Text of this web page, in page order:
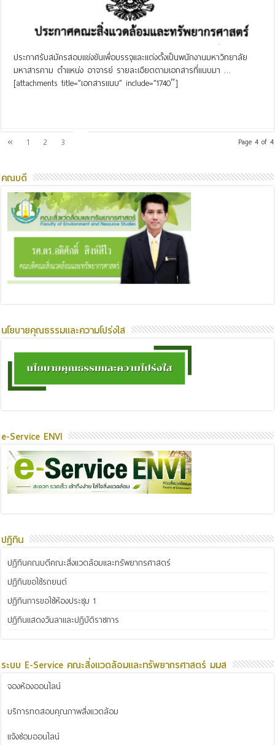
ประกาศรับสมัครสอบแข่งขันเพื่อบรรจุและแต่งตั้งเป็นพนักงานมหาวิทยาลัย
มหาสารคาม ตำแหน่ง อาจารย์ รายละเอียดตามเอกสารที่แนบมา …
[attachments title=”เอกสารแนบ” include=”1740″]
Page 4 of 4
« 1 2 3
คณบดี
นโยบายคุณธรรมและความโปร่งใส
e-Service ENVI
ปฏิทิน
ปฏิทินคณบดีคณะสิ่งแวดล้อมและทรัพยากรศาสตร์
ปฏิทินขอใช้รถยนต์
ปฏิทินการขอใช้ห้องประชุม 1
ปฏิทินแสดงวันลาและปฏิบัติราชการ
ระบบ E-Service คณะสิ่งแวดล้อมและทรัพยากรศาสตร์ มมส
จองห้องออนไลน์
บริการทดสอบคุณภาพสิ่งแวดล้อม
แจ้งซ่อมออนไลน์